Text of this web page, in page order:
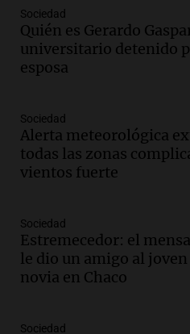
Audio.
Miguel de Tucumán
explosión en
Panorama Federal
arrestar y agredir a
en Tucumán
Panorama Federal
Episodios
Valle con ráfagas
causan daños
Panorama Federal
Episodios
dólares para
Sociedad
Quién es Gerardo
universitario detenido
esposa
Sociedad
Alerta meteorológica
todas las zonas
vientos fuerte
Sociedad
Estremecedor: el
le dio un amigo al
novia en Chaco
Sociedad